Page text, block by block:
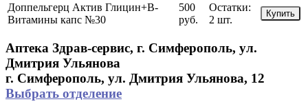
Доппельгерц Актив Глицин+В-
Витамины капс №30
500
руб.
Остатки:
2 шт.
Купить
Аптека Здрав-сервис, г. Симферополь, ул.
Дмитрия Ульянова
г. Симферополь, ул. Дмитрия Ульянова, 12
Выбрать отделение